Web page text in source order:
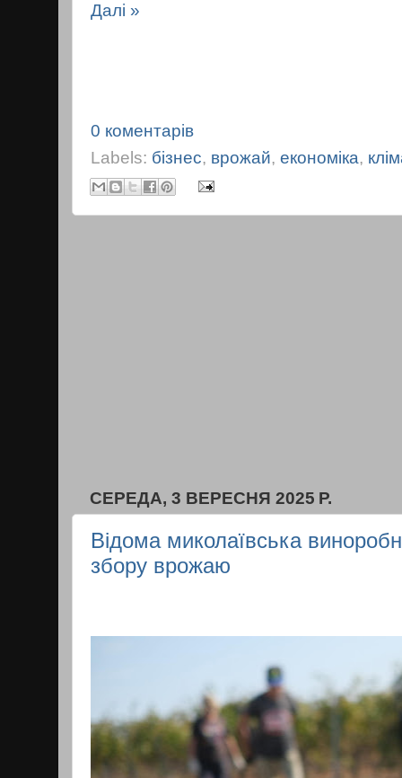
Далі »
0 коментарів
Labels: бізнес, врожай, економіка,
СЕРЕДА, 3 ВЕРЕСНЯ 2025 Р.
Відома миколаївська
збору врожаю